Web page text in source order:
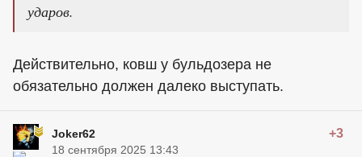
ударов.
Действительно, ковш у бульдозера не
обязательно должен далеко выступать.
Joker62 +3
18 сентября 2025 13:43